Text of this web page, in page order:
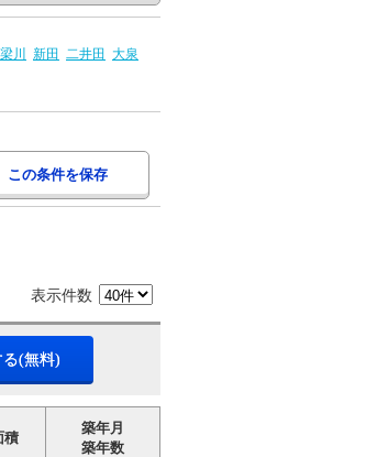
梁川 新田 二井田 大泉
この条件を保存
表示件数
(無料)
積
築年月
築年数